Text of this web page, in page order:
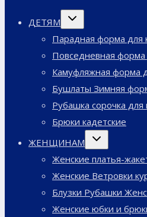
ДЕТЯМ
Переключить
Парадная форма для
Повседневная форма
Камуфляжная форма
Бушлаты Зимняя
Рубашка сорочка для
Брюки кадетские
ЖЕНЩИНАМ
Переключить
Женские платья-
Женские Ветровки
Блузки Рубашки
Женские юбки и